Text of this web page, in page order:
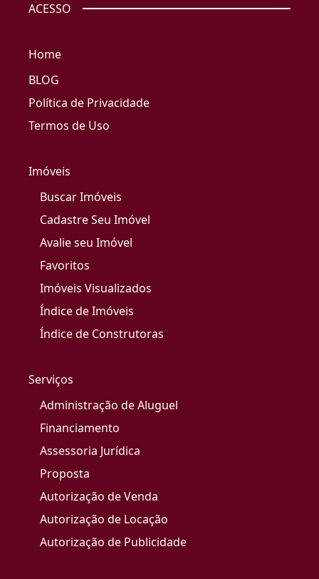
ACESSO
Home
BLOG
Política de Privacidade
Termos de Uso
Imóveis
Buscar Imóveis
Cadastre Seu Imóvel
Avalie seu Imóvel
Favoritos
Imóveis Visualizados
Índice de Imóveis
Índice de Construtoras
Serviços
Administração de Aluguel
Financiamento
Assessoria Jurídica
Proposta
Autorização de Venda
Autorização de Locação
Autorização de Publicidade